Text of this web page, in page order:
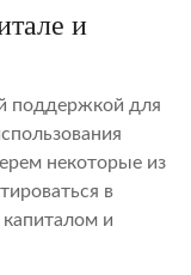
и
поддержкой для
некоторые из
в
и